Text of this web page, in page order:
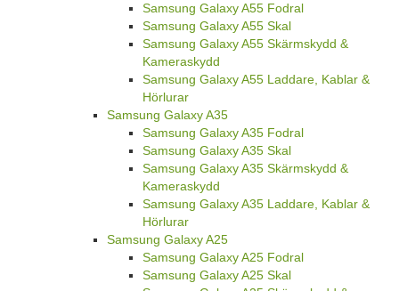
Samsung Galaxy A55 Fodral
Samsung Galaxy A55 Skal
Samsung Galaxy A55 Skärmskydd &
Kameraskydd
Samsung Galaxy A55 Laddare, Kablar &
Hörlurar
Samsung Galaxy A35
Samsung Galaxy A35 Fodral
Samsung Galaxy A35 Skal
Samsung Galaxy A35 Skärmskydd &
Kameraskydd
Samsung Galaxy A35 Laddare, Kablar &
Hörlurar
Samsung Galaxy A25
Samsung Galaxy A25 Fodral
Samsung Galaxy A25 Skal